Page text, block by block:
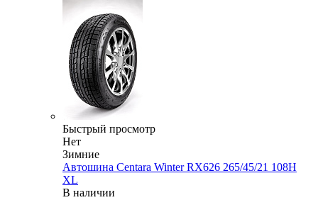
Быстрый просмотр
Нет
Зимние
Автошина Centara Winter RX626 265/45/21 108H
XL
В наличии